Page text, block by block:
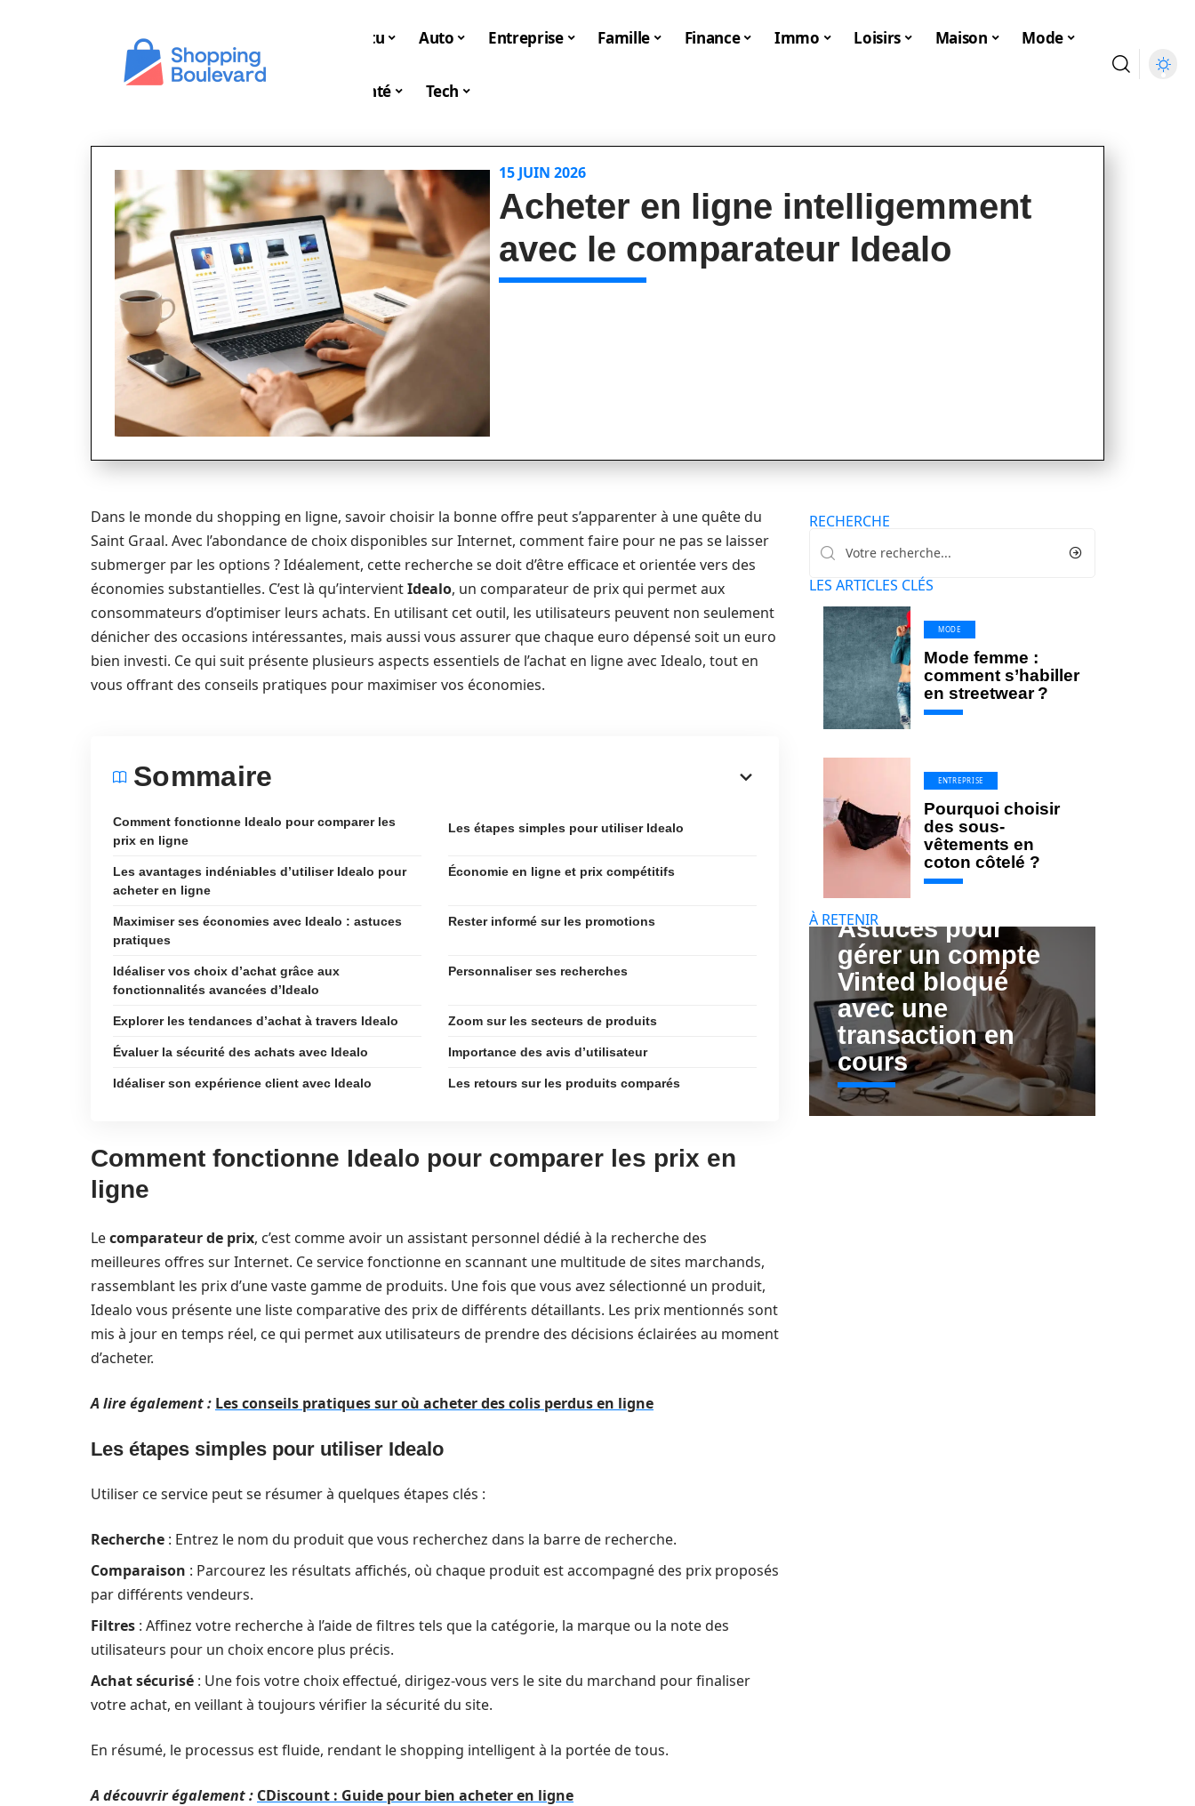
Actu Auto Entreprise Famille Finance Immo Loisirs Maison Mode
Santé Tech
15 JUIN 2026
Acheter en ligne intelligemment
avec le comparateur Idealo
Dans le monde du shopping en ligne, savoir choisir la bonne offre peut s’apparenter à une quête du
Saint Graal. Avec l’abondance de choix disponibles sur Internet, comment faire pour ne pas se laisser
submerger par les options ? Idéalement, cette recherche se doit d’être efficace et orientée vers des
économies substantielles. C’est là qu’intervientIdealo, un comparateur de prix qui permet aux
consommateurs d’optimiser leurs achats. En utilisant cet outil, les utilisateurs peuvent non seulement
dénicher des occasions intéressantes, mais aussi vous assurer que chaque euro dépensé soit un euro
bien investi. Ce qui suit présente plusieurs aspects essentiels de l’achat en ligne avec Idealo, tout en
vous offrant des conseils pratiques pour maximiser vos économies.
Sommaire
Comment fonctionne Idealo pour comparer les
prix en ligne
Les étapes simples pour utiliser Idealo
Les avantages indéniables d’utiliser Idealo pour
acheter en ligne
Économie en ligne et prix compétitifs
Maximiser ses économies avec Idealo : astuces
pratiques
Rester informé sur les promotions
Idéaliser vos choix d’achat grâce aux
fonctionnalités avancées d’Idealo
Personnaliser ses recherches
Explorer les tendances d’achat à travers Idealo Zoom sur les secteurs de produits
Évaluer la sécurité des achats avec Idealo Importance des avis d’utilisateur
Idéaliser son expérience client avec Idealo Les retours sur les produits comparés
Comment fonctionne Idealo pour comparer les prix en
ligne
Lecomparateur de prix, c’est comme avoir un assistant personnel dédié à la recherche des
meilleures offres sur Internet. Ce service fonctionne en scannant une multitude de sites marchands,
rassemblant les prix d’une vaste gamme de produits. Une fois que vous avez sélectionné un produit,
Idealo vous présente une liste comparative des prix de différents détaillants. Les prix mentionnés sont
mis à jour en temps réel, ce qui permet aux utilisateurs de prendre des décisions éclairées au moment
d’acheter.
A lire également : Les conseils pratiques sur où acheter des colis perdus en ligne
Les étapes simples pour utiliser Idealo
Utiliser ce service peut se résumer à quelques étapes clés :
Recherche : Entrez le nom du produit que vous recherchez dans la barre de recherche.
Comparaison : Parcourez les résultats affichés, où chaque produit est accompagné des prix proposés
par différents vendeurs.
Filtres : Affinez votre recherche à l’aide de filtres tels que la catégorie, la marque ou la note des
utilisateurs pour un choix encore plus précis.
Achat sécurisé : Une fois votre choix effectué, dirigez-vous vers le site du marchand pour finaliser
votre achat, en veillant à toujours vérifier la sécurité du site.
En résumé, le processus est fluide, rendant le shopping intelligent à la portée de tous.
A découvrir également : CDiscount : Guide pour bien acheter en ligne
RECHERCHE
LES ARTICLES CLÉS
MODE
Mode femme :
comment s’habiller
en streetwear ?
ENTREPRISE
Pourquoi choisir
des sous-
vêtements en
coton côtelé ?
À RETENIR
Astuces pour
gérer un compte
Vinted bloqué
avec une
transaction en
cours